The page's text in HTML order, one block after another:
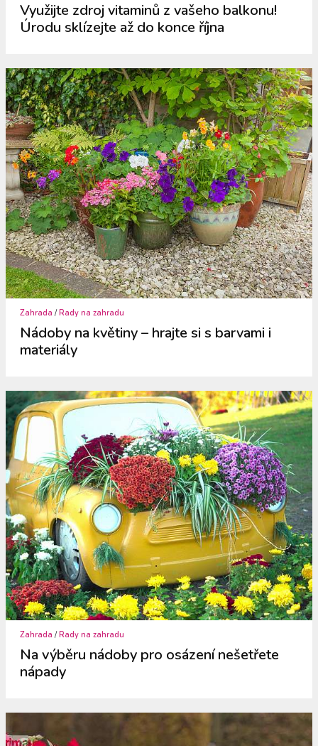
Využijte zdroj vitaminů z vašeho balkonu!
Úrodu sklízejte až do konce října
Zahrada /Rady na zahradu
Nádoby na květiny – hrajte si s barvami i
materiály
Zahrada /Rady na zahradu
Na výběru nádoby pro osázení nešetřete
nápady